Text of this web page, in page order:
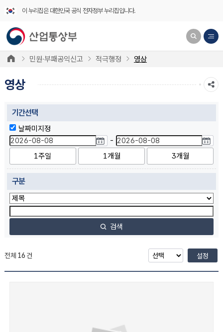
이 누리집은 대한민국 공식 전자정부 누리집입니다.
민원·부패공익신고 적극행정 영상
영상
기간선택
날짜미지정
-
1주일
1개월 3개월
구분
검색
전체 16 건 설정